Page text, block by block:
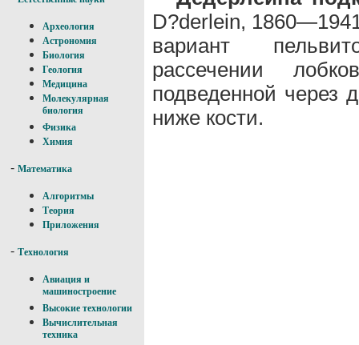
Археология
Астрономия
Биология
Геология
Медицина
Молекулярная
биология
Физика
Химия
- Математика
Алгоритмы
Теория
Приложения
- Технология
Авиация и
машиностроение
Высокие технологии
Вычислительная
техника
D?derlein,
вариант
рассечении
подведенной через
ниже кости.